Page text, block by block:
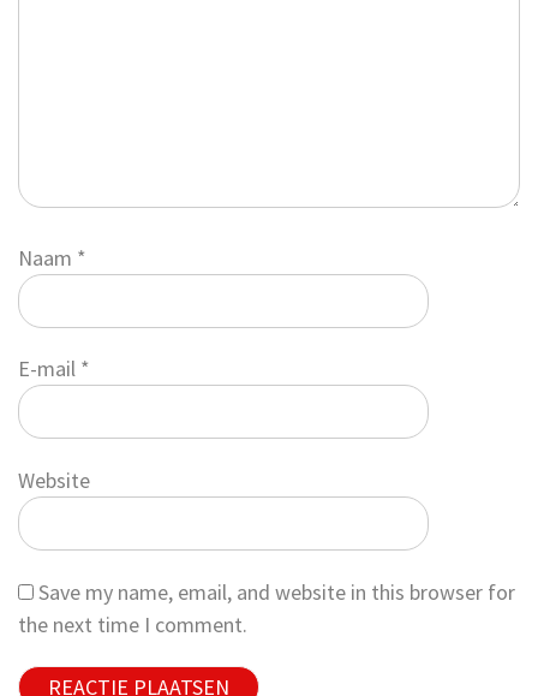
Naam *
E-mail *
Website
Save my name, email, and website in this browser for
the next time I comment.